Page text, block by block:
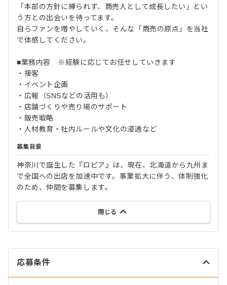
「本部の方針に縛られず、商売人として成長したい」とい
う方との出会いを待ってます。
自らファンを増やしていく、そんな「商売の原点」を当社
で体感してください。
■業務内容 ※経験に応じてお任せしていきます
・接客
・イベント企画
・広報（SNSなどの活用も）
・店舗づくりや売り場のサポート
・販売戦略
・人材教育・社内ルールや文化の浸透など
募集背景
神奈川で誕生した『ロピア』は、現在、北海道から九州ま
で全国への出店を加速中です。事業拡大に伴う、体制強化
のため、仲間を募集します。
閉じる
応募条件